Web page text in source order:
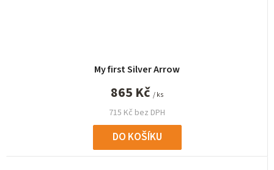
My first Silver Arrow
715 Kč bez DPH
865 Kč / ks
DO KOŠÍKU